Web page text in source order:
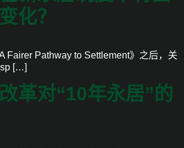
化？
Fairer Pathway to Settlement》之后，关
[…]
革对“10年永居”的